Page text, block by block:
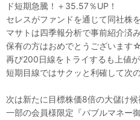
ド短期急騰！＋35.57％UP！
セレスがファンドを通じて同社株を
マサトは四季報分析で事前紹介済
保有の方はおめでとうございます☆
再び200日線をトライするも上値が
短期目線ではサクッと利確して次の
次は新たに目標株価8倍の大儲け候
一部の会員様限定『バブルマネー